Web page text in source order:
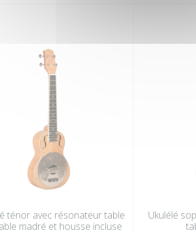
ténor avec résonateur table
madré et housse incluse
Ukulélé